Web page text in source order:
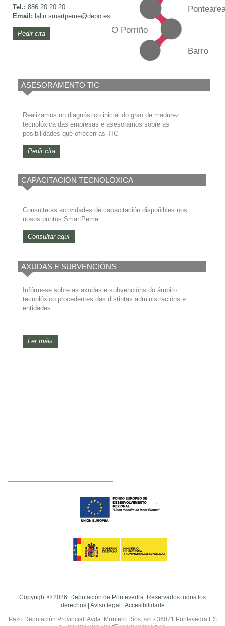
Tel.: 886 20 20 20
Email: lalin.smartpeme@depo.es
Pedir cita O Porriño
Barro
ASESORAMENTO TIC
Realizamos un diagnóstico inicial do grao de madurez
tecnolóxica das empresas e asesoramos sobre as
posibilidades que ofrecen as TIC
Pedir cita
CAPACITACIÓN TECNOLÓXICA
Consulte as actividades de capacitación dispoñibles nos
nosos puntos SmartPeme
Consultar aquí
AXUDAS E SUBVENCIÓNS
Infórmese sobre as axudas e subvencións do ámbito
tecnolóxico procedentes das distintas administracións e
entidades
Ler máis
Copyright © 2026. Deputación de Pontevedra. Reservados todos los
derechos | Aviso legal Accesibilidade
Pazo Deputación Provincial. Avda. Montero Ríos, s/n - 36071 Pontevedra ES